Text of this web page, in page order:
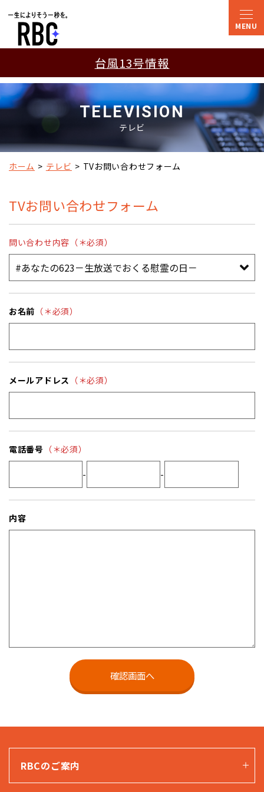
台風13号情報
TELEVISION
テレビ
ホーム テレビ TVお問い合わせフォーム
TVお問い合わせフォーム
問い合わせ内容（＊必須）
お名前 （＊必須）
メールアドレス （＊必須）
電話番号 （＊必須）
- -
内容
RBCのご案内